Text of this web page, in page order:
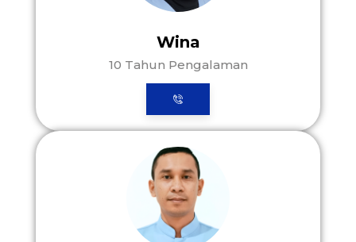
Wina
10 Tahun Pengalaman